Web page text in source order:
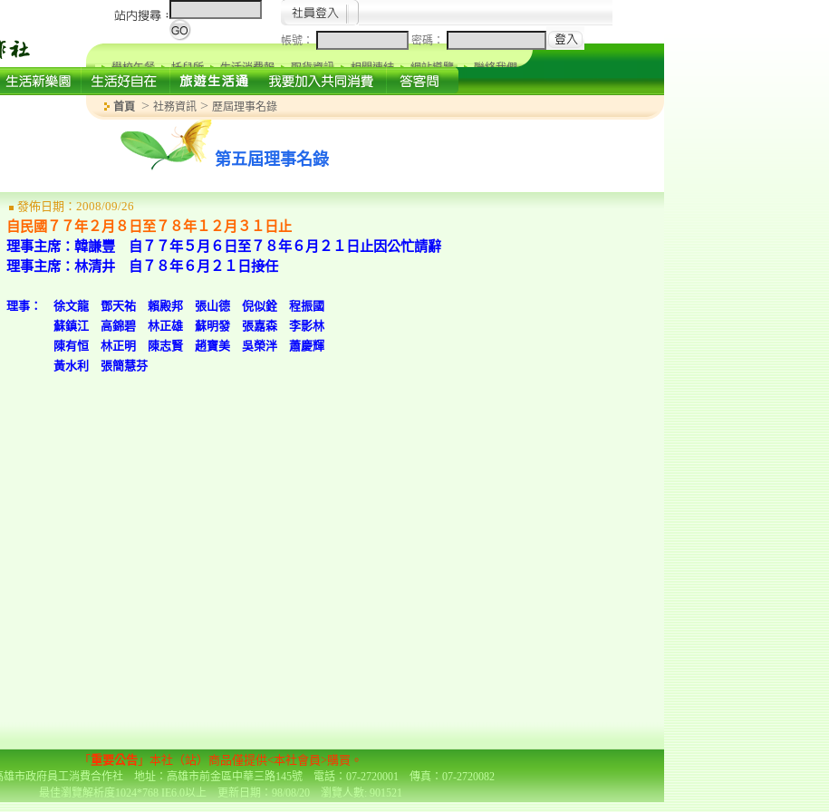
帳號： 密碼：
學校午餐 托兒所 生活消費報 取貨資訊 相關連結 網站導覽 聯絡我們
首頁 > 社務資訊 > 歷屆理事名錄
第五屆理事名錄
發佈日期：2008/09/26
自民國７７年２月８日至７８年１２月３１日止
理事主席：韓謙豐 自７７年５月６日至７８年６月２１日止因公忙請辭
理事主席：林清井 自７８年６月２１日接任
理事： 徐文龍 鄧天祐 賴殿邦 張山德 倪似銓 程振國
蘇鎮江 高錦碧 林正雄 蘇明發 張嘉森 李影林
陳有恒 林正明 陳志賢 趙寶美 吳榮泮 蕭慶輝
黃水利 張簡慧芬
「 重要公告」本社（站）商品僅提供<本社會員>購買。
雄市政府員工消費合作社 地址：高雄市前金區中華三路145號 電話：07-2720001 傳真：07-2720082
最佳瀏覽解析度1024*768 IE6.0以上 更新日期：98/08/20 瀏覽人數: 901521